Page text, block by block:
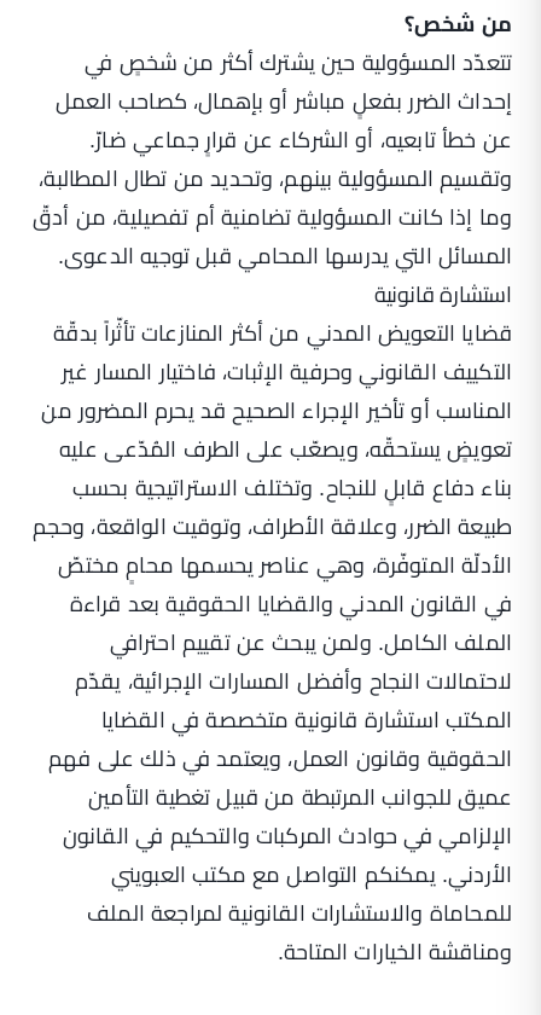
من شخص؟
تتعدّد المسؤولية حين يشترك أكثر من شخصٍ في
إحداث الضرر بفعلٍ مباشر أو بإهمال، كصاحب العمل
عن خطأ تابعيه، أو الشركاء عن قرارٍ جماعي ضارّ.
وتقسيم المسؤولية بينهم، وتحديد من تطال المطالبة،
وما إذا كانت المسؤولية تضامنية أم تفصيلية، من أدقّ
المسائل التي يدرسها المحامي قبل توجيه الدعوى.
استشارة قانونية
قضايا التعويض المدني من أكثر المنازعات تأثّراً بدقّة
التكييف القانوني وحرفية الإثبات، فاختيار المسار غير
المناسب أو تأخير الإجراء الصحيح قد يحرم المضرور من
تعويضٍ يستحقّه، ويصعّب على الطرف المُدّعى عليه
بناء دفاع قابلٍ للنجاح. وتختلف الاستراتيجية بحسب
طبيعة الضرر، وعلاقة الأطراف، وتوقيت الواقعة، وحجم
الأدلّة المتوفّرة، وهي عناصر يحسمها محامٍ مختصّ
في القانون المدني والقضايا الحقوقية بعد قراءة
الملف الكامل. ولمن يبحث عن تقييم احترافي
لاحتمالات النجاح وأفضل المسارات الإجرائية، يقدّم
المكتب استشارة قانونية متخصصة في القضايا
الحقوقية وقانون العمل، ويعتمد في ذلك على فهم
عميق للجوانب المرتبطة من قبيل تغطية التأمين
الإلزامي في حوادث المركبات و التحكيم في القانون
الأردني. يمكنكم التواصل مع مكتب العبويني
للمحاماة والاستشارات القانونية لمراجعة الملف
ومناقشة الخيارات المتاحة.